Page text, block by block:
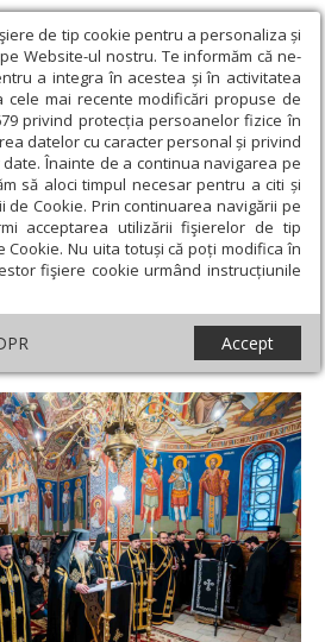
de tip cookie pentru a personaliza și
Website-ul nostru. Te informăm că ne-
a integra în acestea și în activitatea
cele mai recente modificări propuse de
privind protecția persoanelor fizice în
datelor cu caracter personal și privind
Înainte de a continua navigarea pe
să aloci timpul necesar pentru a citi și
de Cookie. Prin continuarea navigării pe
acceptarea utilizării fişierelor de tip
Cookie. Nu uita totuși că poți modifica în
fişiere cookie urmând instrucțiunile
Accept
religioasă › Știri › Prima denie din
„Sfântul Ioan cel Nou de la
Mare la paraclisul
Ioan cel Nou de la